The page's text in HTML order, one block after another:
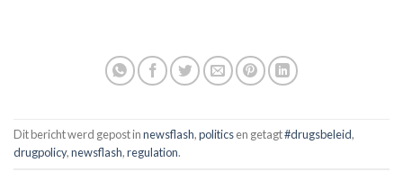
Dit bericht werd gepost innewsflash,politicsen getagt#drugsbeleid,
drugpolicy,newsflash,regulation.